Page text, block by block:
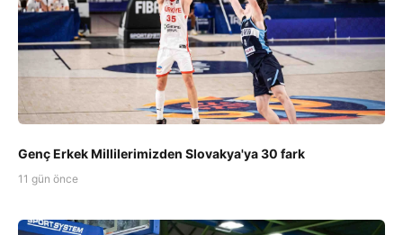
Genç Erkek Millilerimizden Slovakya'ya 30 fark
11 gün önce